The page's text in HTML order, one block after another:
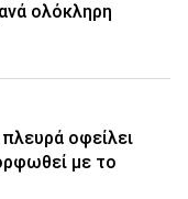
ολόκληρη
οφείλει
με το